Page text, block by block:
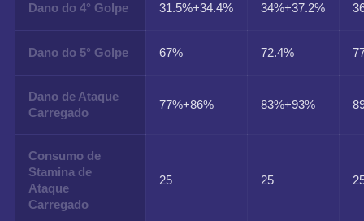
Dano do 4° Golpe 31.5%+34.4% 34%+37.2%
Dano do 5° Golpe 67% 72.4%
Dano de Ataque
Carregado
77%+86% 83%+93%
Consumo de
Stamina de
Ataque
Carregado
25 25